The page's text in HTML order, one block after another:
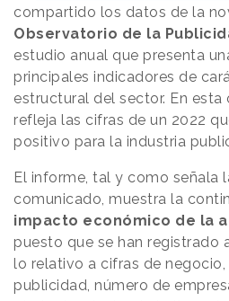
compartido los datos de la
Observatorio de la
estudio anual que presenta
principales indicadores de
estructural del sector. En esta
refleja las cifras de un 2022
positivo para la industria
El informe, tal y como señala
comunicado, muestra la
impacto económico de la
puesto que se han registrado
lo relativo a cifras de negocio,
publicidad, número de